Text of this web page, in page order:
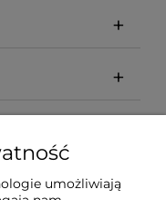
umożliwiają